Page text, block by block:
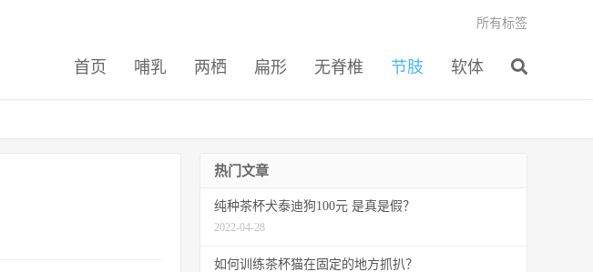
首页 哺乳 两栖 扁形 无脊椎 节肢 软体
所有标签
热门文章
纯种茶杯犬泰迪狗100元 是真是假？
2022-04-28
如何训练茶杯猫在固定的地方抓扒？